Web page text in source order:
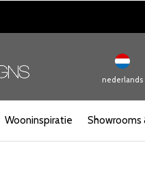
Wooninspiratie Showrooms
nederlands